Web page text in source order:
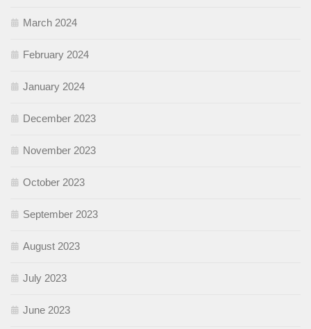
March 2024
February 2024
January 2024
December 2023
November 2023
October 2023
September 2023
August 2023
July 2023
June 2023